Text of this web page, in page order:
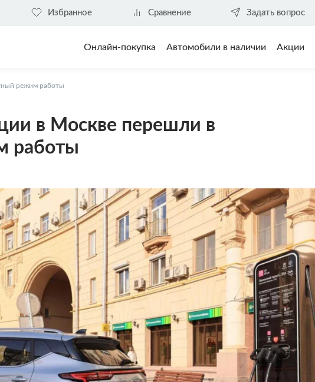
Избранное Сравнение Задать вопрос
Онлайн-покупка Автомобили в наличии Акции
режим работы
в Москве перешли в
работы